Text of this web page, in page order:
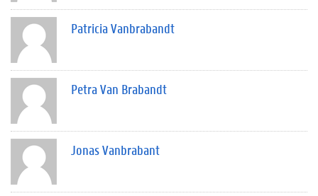
Patricia Vanbrabandt
Petra Van Brabandt
Jonas Vanbrabant